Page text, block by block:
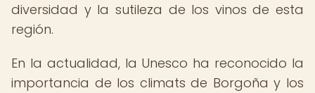
diversidad y la sutileza de los vinos de esta
región.
En la actualidad, la Unesco ha reconocido la
importancia de los climats de Borgoña y los